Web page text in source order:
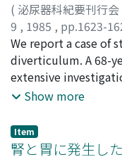
( 泌尿器科紀要刊行会
9 , 1985 , pp.1623-
徳永, 周ニ;菅田, 敏明
TOKUNAGA, Shuji;
HIRANO, Shoji;
We report a case of
diverticulum. A 68-
extensive
January 12, 1983. A
an abdominal plain
be of stones in the
Show more
Item
腎と胃に発生し